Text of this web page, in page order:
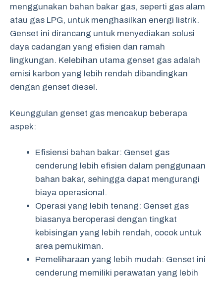
menggunakan bahan bakar gas, seperti gas alam
atau gas LPG, untuk menghasilkan energi listrik.
Genset ini dirancang untuk menyediakan solusi
daya cadangan yang efisien dan ramah
lingkungan. Kelebihan utama genset gas adalah
emisi karbon yang lebih rendah dibandingkan
dengan genset diesel.
Keunggulan genset gas mencakup beberapa
aspek:
Efisiensi bahan bakar: Genset gas
cenderung lebih efisien dalam penggunaan
bahan bakar, sehingga dapat mengurangi
biaya operasional.
Operasi yang lebih tenang: Genset gas
biasanya beroperasi dengan tingkat
kebisingan yang lebih rendah, cocok untuk
area pemukiman.
Pemeliharaan yang lebih mudah: Genset ini
cenderung memiliki perawatan yang lebih